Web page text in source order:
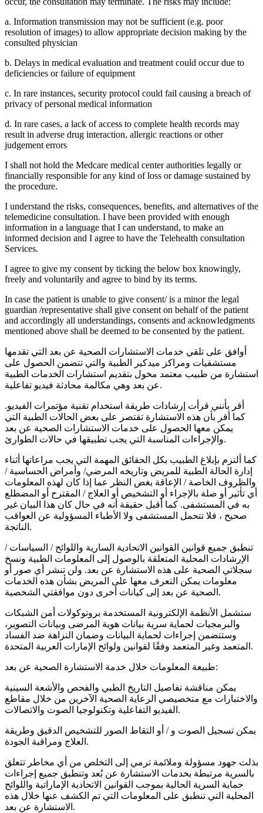
a. Information transmission may not be sufficient (e.g. poor
resolution of images) to allow appropriate decision making by the
consulted physician
b. Delays in medical evaluation and treatment could occur due to
deficiencies or failure of equipment
c. In rare instances, security protocol could fail causing a breach of
privacy of personal medical information
d. In rare cases, a lack of access to complete health records may
result in adverse drug interaction, allergic reactions or other
judgement errors
I shall not hold the Medcare medical center authorities legally or
financially responsible for any kind of loss or damage sustained by
the procedure.
I understand the risks, consequences, benefits, and alternatives of the
telemedicine consultation. I have been provided with enough
information in a language that I can understand, to make an
informed decision and I agree to have the Telehealth consultation
Services.
I agree to give my consent by ticking the below box knowingly,
freely and voluntarily and agree to bind by its terms.
In case the patient is unable to give consent/ is a minor the legal
guardian /representative shall give consent on behalf of the patient
and accordingly all understandings, consents and acknowledgments
mentioned above shall be deemed to be consented by the patient.
أوافق على تلقي خدمات الاستشارات الصحية عن بعد التي تقدمها
مستشفيات ومراكز ميدكير الطبية والتي تتضمن الحصول على
استشارة من طبيب معتمد مخول بتقديم استشارات الخدمات الطبية
عن بعد وهي مكالمة محادثة فيديو تفاعلية.
أقر بأنني قرأت إرشادات طريقة استخدام تقنية مؤتمرات الفيديو.
كما أقر بأن هذه الاستشارة تقتصر على بعض الحالات الطبية التي
يمكن معها الحصول على خدمات الاستشارات الصحية عن بعد
والإجراءات المناسبة التي يجب تطبيقها في حالات الطوارئ.
كما ألتزم بإبلاغ الطبيب بكل الحقائق المهمة التي يجب مراعاتها أثناء
إدارة الحالة الطبية للمريض وتاريخه المرضي/ وأمراض الحساسية /
والظروف الخاصة / الإعاقة بغض النظر عما إذا كان لهذه المعلومات
أي تأثير أو صلة بالإجراء أو التشخيص أو العلاج / المقترح أو المضطلع
به في المستشفى. كما أقبل حقيقة أنه في حال كان هذا البيان غير
صحيح ، فلا تتحمل المستشفى ولا الأطباء المسؤولية عن العواقب
الناتجة.
تنطبق جميع قوانين القوانين الاتحادية السارية واللوائح / السياسات /
الإرشادات المحلية المتعلقة بالوصول إلى المعلومات الطبية ونسخ
سجلاتي الصحية على هذه الاستشارة عن بعد. ولن تنشر أي صور أو
معلومات يمكن التعرف معها على المريض بشأن هذه الخدمات
الصحية عن بعد إلى كيانات أخرى دون موافقتي الشخصية.
ستشمل الأنظمة الإلكترونية المستخدمة بروتوكولات أمن الشبكات
والبرمجيات لحماية سرية بيانات هوية المرضى وبيانات التصوير،
وستتضمن إجراءات لحماية البيانات وضمان النزاهة ضد الفساد
المتعمد وغير المتعمد وفقًا لقوانين ولوائح الإمارات العربية المتحدة.
طبيعة المعلومات خلال خدمة الاستشارة الصحية عن بعد:
يمكن مناقشة تفاصيل التاريخ الطبي والفحص والأشعة السينية
والاختبارات مع متخصيصي الرعاية الصحية الآخرين من خلال مقاطع
الفيديو التفاعلية وتكنولوجيا الصوت والاتصالات.
يمكن تسجيل الصوت و / أو التقاط الصور للتشخيص الدقيق وطريقة
العلاج ومراقبة الجودة.
بذلت جهود مسؤولة وملائمة ترمي إلى التخلص من أي مخاطر تتعلق
بالسرية مرتبطة بخدمات الاستشارة عن بُعد وتنطبق جميع إجراءات
حماية السرية الحالية بموجب القوانين الاتحادية الإماراتية واللوائح
المحلية التي تنطبق على المعلومات التي تم الكشف عنها خلال هذه
الاستشارة عن بعد.